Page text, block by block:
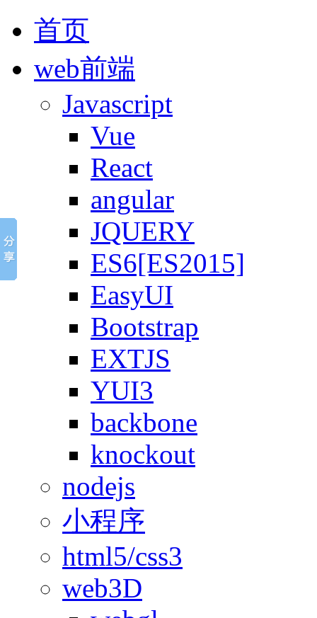
首页
web前端
Javascript
Vue
React
angular
JQUERY
ES6[ES2015]
EasyUI
Bootstrap
EXTJS
YUI3
backbone
knockout
nodejs
小程序
html5/css3
web3D